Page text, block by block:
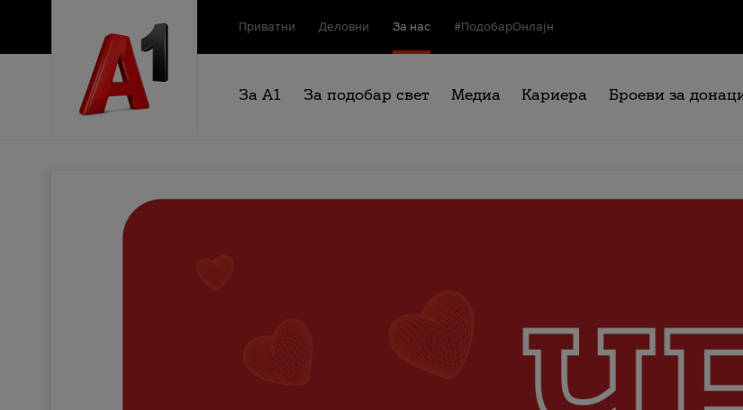
Приватни Деловни За нас #ПодобарОнлајн
За А1 За подобар свет Медиа Кариера Броеви за